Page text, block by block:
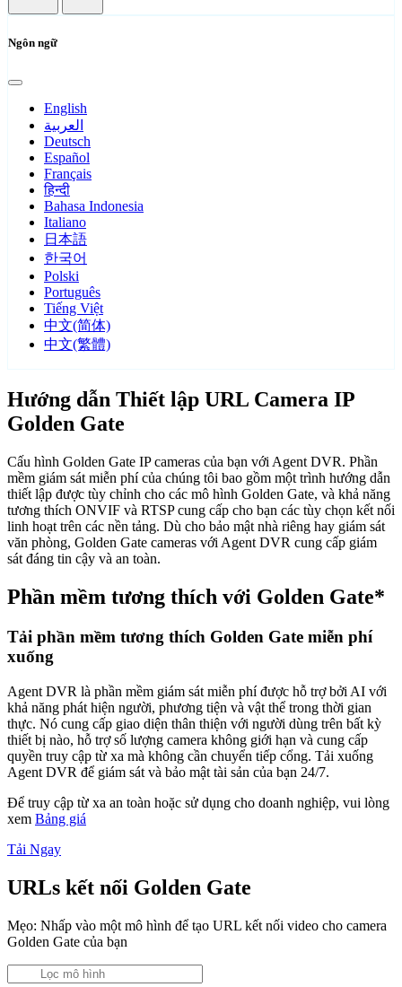
Ngôn ngữ
English
العربية
Deutsch
Español
Français
हिन्दी
Bahasa Indonesia
Italiano
日本語
한국어
Polski
Português
Tiếng Việt
中文(简体)
中文(繁體)
Hướng dẫn Thiết lập URL Camera IP
Golden Gate
Cấu hình Golden Gate IP cameras của bạn với Agent DVR. Phần
mềm giám sát miễn phí của chúng tôi bao gồm một trình hướng dẫn
thiết lập được tùy chỉnh cho các mô hình Golden Gate, và khả năng
tương thích ONVIF và RTSP cung cấp cho bạn các tùy chọn kết nối
linh hoạt trên các nền tảng. Dù cho bảo mật nhà riêng hay giám sát
văn phòng, Golden Gate cameras với Agent DVR cung cấp giám
sát đáng tin cậy và an toàn.
Phần mềm tương thích với Golden Gate*
Tải phần mềm tương thích Golden Gate miễn phí
xuống
Agent DVR là phần mềm giám sát miễn phí được hỗ trợ bởi AI với
khả năng phát hiện người, phương tiện và vật thể trong thời gian
thực. Nó cung cấp giao diện thân thiện với người dùng trên bất kỳ
thiết bị nào, hỗ trợ số lượng camera không giới hạn và cung cấp
quyền truy cập từ xa mà không cần chuyển tiếp cổng. Tải xuống
Agent DVR để giám sát và bảo mật tài sản của bạn 24/7.
Để truy cập từ xa an toàn hoặc sử dụng cho doanh nghiệp, vui lòng
xem Bảng giá
Tải Ngay
URLs kết nối Golden Gate
Mẹo: Nhấp vào một mô hình để tạo URL kết nối video cho camera
Golden Gate của bạn